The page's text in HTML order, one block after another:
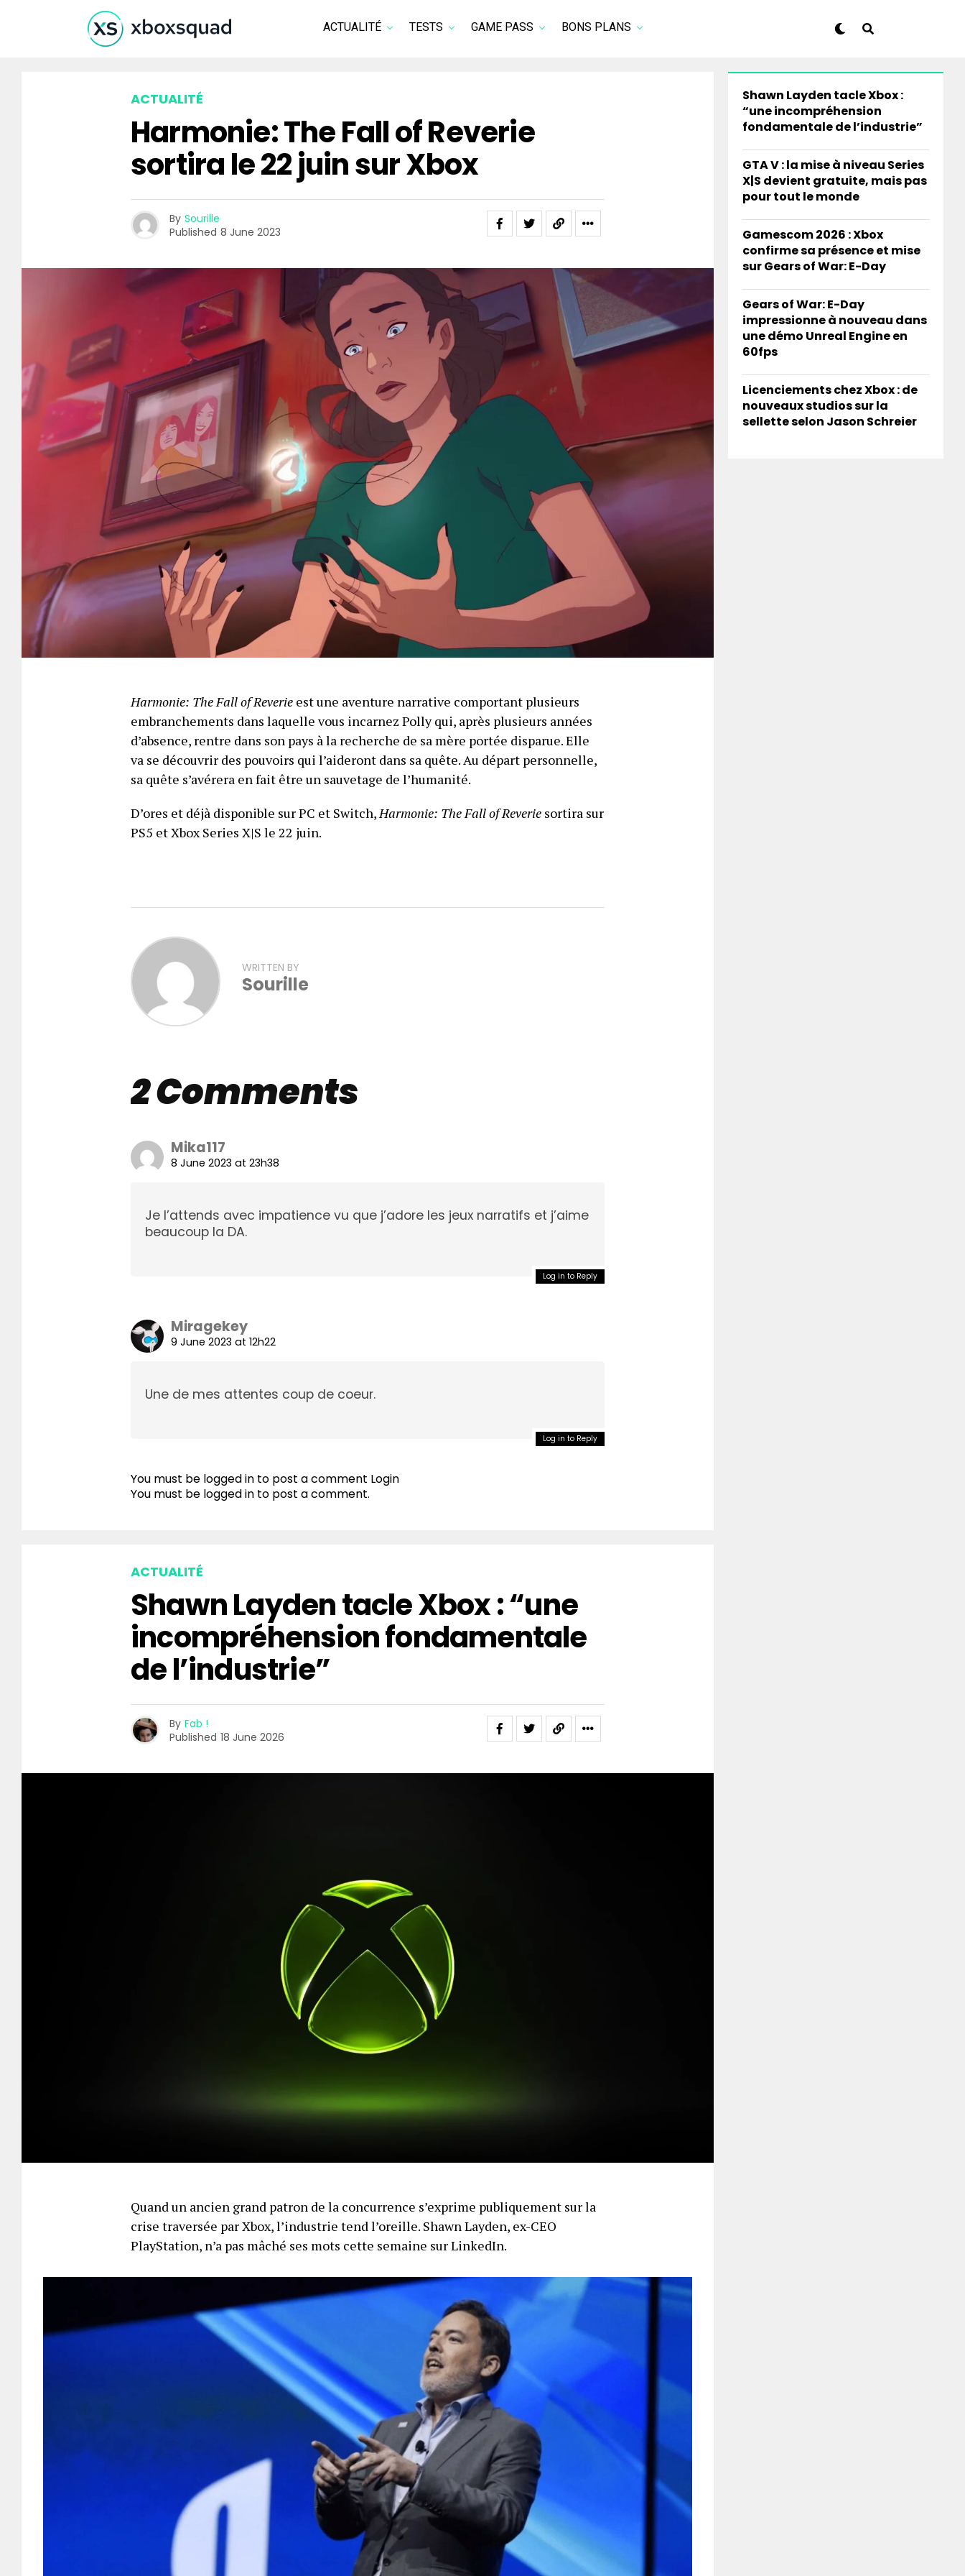
ACTUALITÉ TESTS GAME PASS BONS PLANS
ACTUALITÉ
Harmonie: The Fall of Reverie
sortira le 22 juin sur Xbox
By Sourille
Published 8 June 2023
Harmonie: The Fall of Reverie est une aventure narrative comportant plusieurs
embranchements dans laquelle vous incarnez Polly qui, après plusieurs années
d’absence, rentre dans son pays à la recherche de sa mère portée disparue. Elle
va se découvrir des pouvoirs qui l’aideront dans sa quête. Au départ personnelle,
sa quête s’avérera en fait être un sauvetage de l’humanité.
D’ores et déjà disponible sur PC et Switch,Harmonie: The Fall of Reverie sortira sur
PS5 et Xbox Series X|S le 22 juin.
WRITTEN BY
Sourille
2 Comments
Mika117
8 June 2023 at 23h38
Je l’attends avec impatience vu que j’adore les jeux narratifs et j’aime
beaucoup la DA.
Log in to Reply
Miragekey
9 June 2023 at 12h22
Une de mes attentes coup de coeur.
Log in to Reply
You must be logged in to post a comment Login
You must be logged in to post a comment.
ACTUALITÉ
Shawn Layden tacle Xbox : “une
incompréhension fondamentale
de l’industrie”
By Fab !
Published 18 June 2026
Quand un ancien grand patron de la concurrence s’exprime publiquement sur la
crise traversée par Xbox, l’industrie tend l’oreille. Shawn Layden, ex-CEO
PlayStation, n’a pas mâché ses mots cette semaine sur LinkedIn.
Shawn Layden tacle Xbox :
“une incompréhension
fondamentale de l’industrie”
GTA V : la mise à niveau Series
X|S devient gratuite, mais pas
pour tout le monde
Gamescom 2026 : Xbox
confirme sa présence et mise
sur Gears of War: E-Day
Gears of War: E-Day
impressionne à nouveau dans
une démo Unreal Engine en
60fps
Licenciements chez Xbox : de
nouveaux studios sur la
sellette selon Jason Schreier